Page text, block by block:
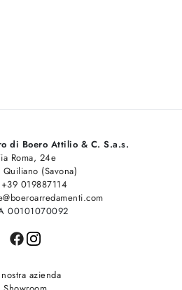
di Boero Attilio & C. S.a.s.
Roma, 24e
(Savona)
019887114
00101070092
nostra azienda